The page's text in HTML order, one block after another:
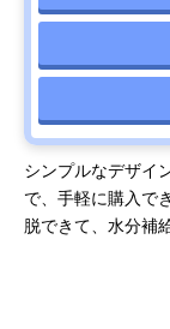
シンプルなデザイ
で、手軽に購入で
脱できて、水分補